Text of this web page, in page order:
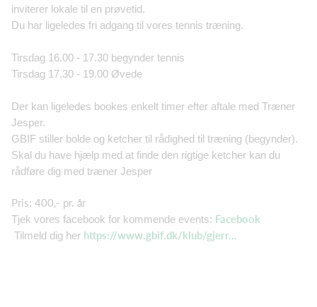
inviterer lokale til en prøvetid.
Du har ligeledes fri adgang til vores tennis træning.
Tirsdag 16.00 - 17.30 begynder tennis
Tirsdag 17.30 - 19.00 Øvede
Der kan ligeledes bookes enkelt timer efter aftale med Træner
Jesper.
GBIF stiller bolde og ketcher til rådighed til træning (begynder).
Skal du have hjælp med at finde den rigtige ketcher kan du
rådføre dig med træner Jesper
Pris: 400,- pr. år
Tjek vores facebook for kommende events: Facebook
Tilmeld dig her https://www.gbif.dk/klub/gjerr...